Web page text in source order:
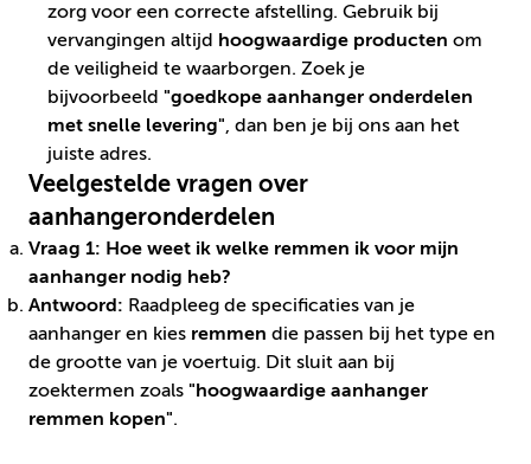
zorg voor een correcte afstelling. Gebruik bij
vervangingen altijd hoogwaardige producten om
de veiligheid te waarborgen. Zoek je
bijvoorbeeld "goedkope aanhanger onderdelen
met snelle levering", dan ben je bij ons aan het
juiste adres.
Veelgestelde vragen over
aanhangeronderdelen
Vraag 1: Hoe weet ik welke remmen ik voor mijn
aanhanger nodig heb?
Antwoord: Raadpleeg de specificaties van je
aanhanger en kies remmen die passen bij het type en
de grootte van je voertuig. Dit sluit aan bij
zoektermen zoals "hoogwaardige aanhanger
remmen kopen".